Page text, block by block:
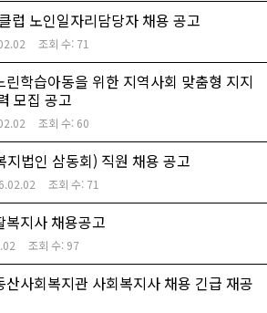
럽 노인일자리담당자 채용 공고
조회 수: 71
학습아동을 위한 지역사회 맞춤형 지지
모집 공고
조회 수: 60
법인 삼동회) 직원 채용 공고
조회 수: 71
복지사 채용공고
조회 수: 97
사회복지관 사회복지사 채용 긴급 재공